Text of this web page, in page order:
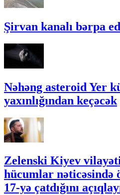
Şirvan kanalı bərpa
Nəhəng asteroid Yer
yaxınlığından keçəcək
Zelenski Kiyev
hücumlar nəticəsində
17-yə çatdığını